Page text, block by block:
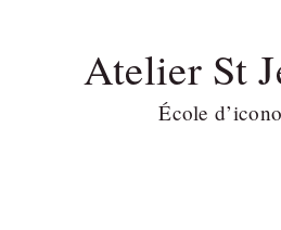
Atelier St
École